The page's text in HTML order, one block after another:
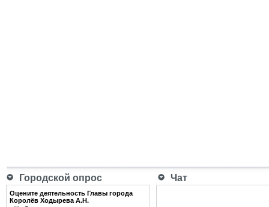
Городской опрос Чат
Оцените деятельность Главы города
Королёв Ходырева А.Н.